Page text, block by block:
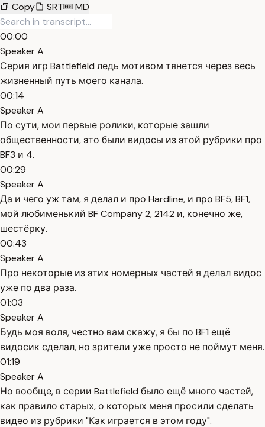
Copy
SRT MD
00:00
Speaker A
Серия игр Battlefield ледь мотивом тянется через весь
жизненный путь моего канала.
00:14
Speaker A
По сути, мои первые ролики, которые зашли
общественности, это были видосы из этой рубрики про
BF3 и 4.
00:29
Speaker A
Да и чего уж там, я делал и про Hardline, и про BF5, BF1,
мой любименький BF Company 2, 2142 и, конечно же,
шестёрку.
00:43
Speaker A
Про некоторые из этих номерных частей я делал видос
уже по два раза.
01:03
Speaker A
Будь моя воля, честно вам скажу, я бы по BF1 ещё
видосик сделал, но зрители уже просто не поймут меня.
01:19
Speaker A
Но вообще, в серии Battlefield было ещё много частей,
как правило старых, о которых меня просили сделать
видео из рубрики "Как играется в этом году".